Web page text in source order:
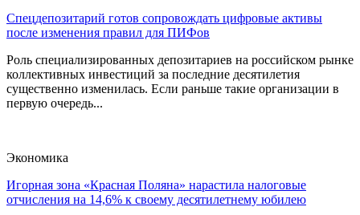
Спецдепозитарий готов сопровождать цифровые активы
после изменения правил для ПИФов
Роль специализированных депозитариев на российском рынке
коллективных инвестиций за последние десятилетия
существенно изменилась. Если раньше такие организации в
первую очередь...
Экономика
Игорная зона «Красная Поляна» нарастила налоговые
отчисления на 14,6% к своему десятилетнему юбилею